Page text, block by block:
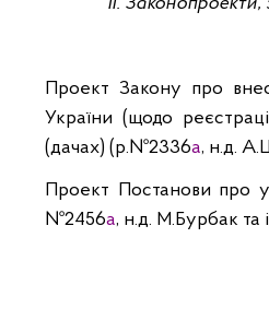
Проект Закону про
України (щодо
(дачах) (р.№2336а, н.д. А.
Проект Постанови про
№2456а, н.д. М.Бурбак та